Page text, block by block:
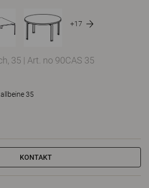
+17
35 | Art. no 90CAS 35
35
KONTAKT